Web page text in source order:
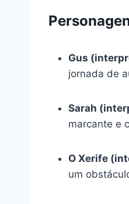
Gus
jornada de
Sarah
marcante e
O Xerife
um